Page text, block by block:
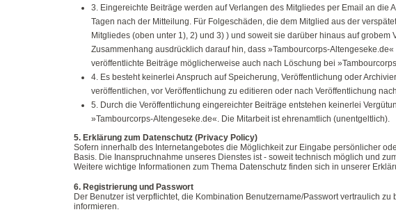
3. Eingereichte Beiträge werden auf Verlangen des Mitgliedes per Email an die
Tagen nach der Mitteilung. Für Folgeschäden, die dem Mitglied aus der
Mitgliedes (oben unter 1), 2) und 3) ) und soweit sie darüber hinaus auf
Zusammenhang ausdrücklich darauf hin, dass »Tambourcorps-
veröffentlichte Beiträge möglicherweise auch nach Löschung bei
4. Es besteht keinerlei Anspruch auf Speicherung, Veröffentlichung oder
veröffentlichen, vor Veröffentlichung zu editieren oder nach Veröffentlichung
5. Durch die Veröffentlichung eingereichter Beiträge entstehen keinerlei
»Tambourcorps-Altengeseke.de«. Die Mitarbeit ist ehrenamtlich (unentgeltlich).
5. Erklärung zum Datenschutz (Privacy Policy)
Sofern innerhalb des Internetangebotes die Möglichkeit zur Eingabe persönlicher
Basis. Die Inanspruchnahme unseres Dienstes ist - soweit technisch möglich und
Weitere wichtige Informationen zum Thema Datenschutz finden sich in unserer
6. Registrierung und Passwort
Der Benutzer ist verpflichtet, die Kombination Benutzername/Passwort vertraulich
informieren.